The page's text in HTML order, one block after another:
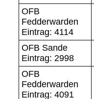
OFB
Fedderwarden
Eintrag: 4114
OFB Sande
Eintrag: 2998
OFB
Fedderwarden
Eintrag: 4091